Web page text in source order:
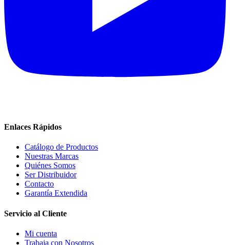
Enlaces Rápidos
Catálogo de Productos
Nuestras Marcas
Quiénes Somos
Ser Distribuidor
Contacto
Garantía Extendida
Servicio al Cliente
Mi cuenta
Trabaja con Nosotros